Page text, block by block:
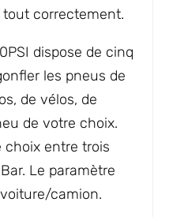
correctement.
dispose de cinq
les pneus de
de vélos, de
de votre choix.
choix entre trois
Le paramètre
camion.